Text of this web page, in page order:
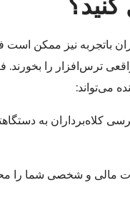
باتجربه نیز ممکن است
ترس‌افزار را بخورند.
می‌تواند:
کلاه‌برداران به
مالی و شخصی شما را